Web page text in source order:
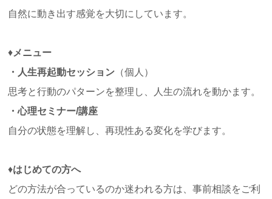
自然に動き出す感覚を大切にしています。
♦メニュー
・人生再起動セッション （個人）
思考と行動のパターンを整理し、人生の流れを動かます。
・心理セミナー/講座
自分の状態を理解し、再現性ある変化を学びます。
♦はじめての方へ
どの方法が合っているのか迷われる方は、事前相談をご利